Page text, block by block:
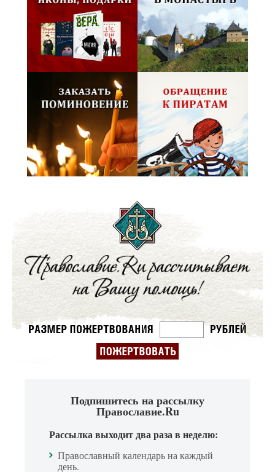
Подпишитесь на рассылку
Православие.Ru
Рассылка выходит два раза в неделю:
Православный календарь на каждый
день.